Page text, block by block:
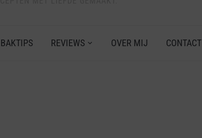
BAKTIPS REVIEWS OVER MIJ CONTACT